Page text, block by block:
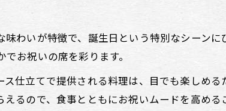
わいが特徴で、誕生日という特別なシーン
お祝いの席を彩ります。
仕立てで提供される料理は、目でも楽しめ
るので、食事とともにお祝いムードを高める